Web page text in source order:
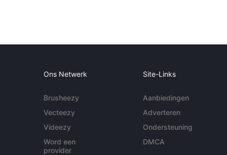
Ons Netwerk
Brusheezy
Vecteezy
Videezy
Word een
provider
Site-Links
Aanbiedingen
Adverteren
Ondersteuning
DMCA